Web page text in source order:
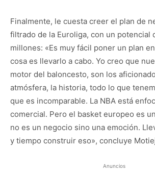
Finalmente, le cuesta creer el plan de
filtrado de la Euroliga, con un potencial
millones: «Es muy fácil poner un plan
cosa es llevarlo a cabo. Yo creo que
motor del baloncesto, son los
atmósfera, la historia, todo lo que
que es incomparable. La NBA está
comercial. Pero el basket europeo es
no es un negocio sino una emoción.
y tiempo construir eso», concluye
Anuncios